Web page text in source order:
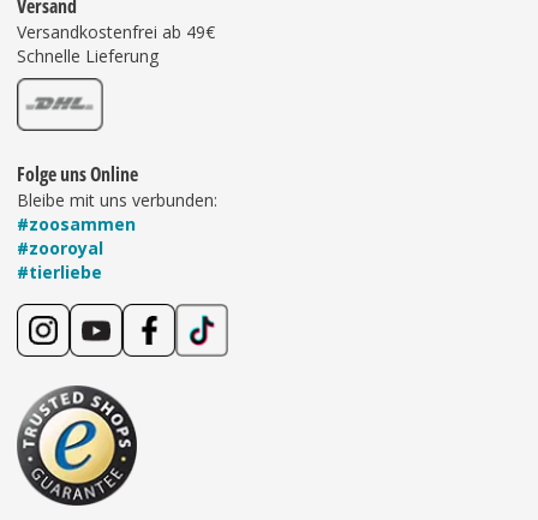
Versand
Versandkostenfrei ab 49€
Schnelle Lieferung
Folge uns Online
Bleibe mit uns verbunden:
#zoosammen
#zooroyal
#tierliebe